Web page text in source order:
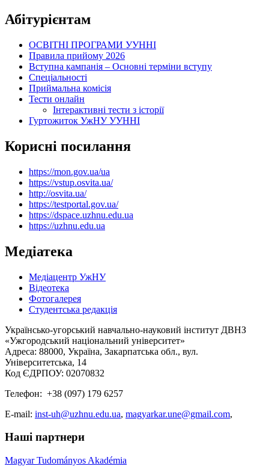
Абітурієнтам
ОСВІТНІ ПРОГРАМИ УУННІ
Правила прийому 2026
Вступна кампанія – Основні терміни вступу
Спеціальності
Приймальна комісія
Тести онлайн
Інтерактивні тести з історії
Гуртожиток УжНУ УУННІ
Корисні посилання
https://mon.gov.ua/ua
https://vstup.osvita.ua/
http://osvita.ua/
https://testportal.gov.ua/
https://dspace.uzhnu.edu.ua
https://uzhnu.edu.ua
Медіатека
Медіацентр УжНУ
Відеотека
Фотогалерея
Студентська редакція
Українсько-угорський навчально-науковий інститут ДВНЗ
«Ужгородський національний університет»
Адреса: 88000, Україна, Закарпатська обл., вул.
Університетська, 14
Код ЄДРПОУ: 02070832
Телефон: +38 (097) 179 6257
E-mail: inst-uh@uzhnu.edu.ua, magyarkar.une@gmail.com,
Наші партнери
Magyar Tudományos Akadémia